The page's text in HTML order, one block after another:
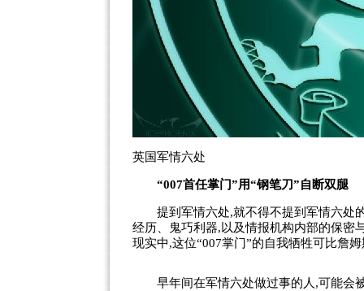
英国军情六处
“007首任掌门”用“钢笔刀”自断双腿
提到军情六处,就不得不提到军情六处
经历、鬼巧利器,以及情报机构内部的保密
现实中,这位“007掌门”的自我牺牲可比詹
早年间在军情六处做过事的人,可能会被